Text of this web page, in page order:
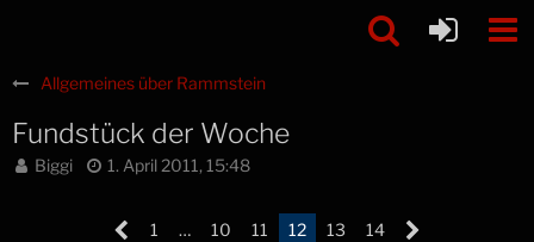
Allgemeines über Rammstein
Fundstück der Woche
Biggi 1. April 2011, 15:48
1 … 10 11 12 13 14